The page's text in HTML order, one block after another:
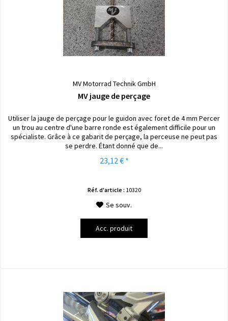
MV Motorrad Technik GmbH
MV jauge de perçage
Utiliser la jauge de perçage pour le guidon avec foret de 4 mm Percer
un trou au centre d'une barre ronde est également difficile pour un
spécialiste. Grâce à ce gabarit de perçage, la perceuse ne peut pas
se perdre. Étant donné que de...
23,12 € *
Réf. d'article : 10320
Se souv.
Acc. produit